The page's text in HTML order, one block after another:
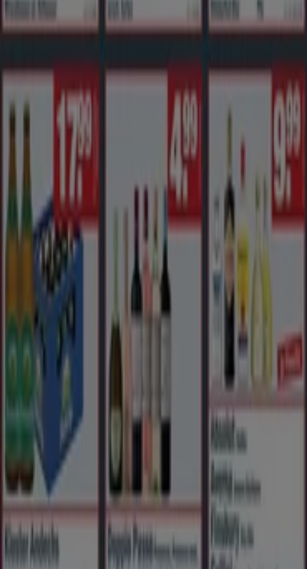
das das lokale Einkaufen weltweit neu erfindet.
Tiendeo
Was wir machen
Business-Lösungen
Nachrichten und Medien
Mit uns arbeiten
Kontakt aufnehmen
Marketing- und Geschäftsanfragen
Geschäft falsch auf der Karte geortet
Wöchentliches Anzeigen-Feedback
Technische Probleme und allgemeines Feedback
Marken
Unternehmen
Produkte
Städte
Die App von Tiendeo herunterladen